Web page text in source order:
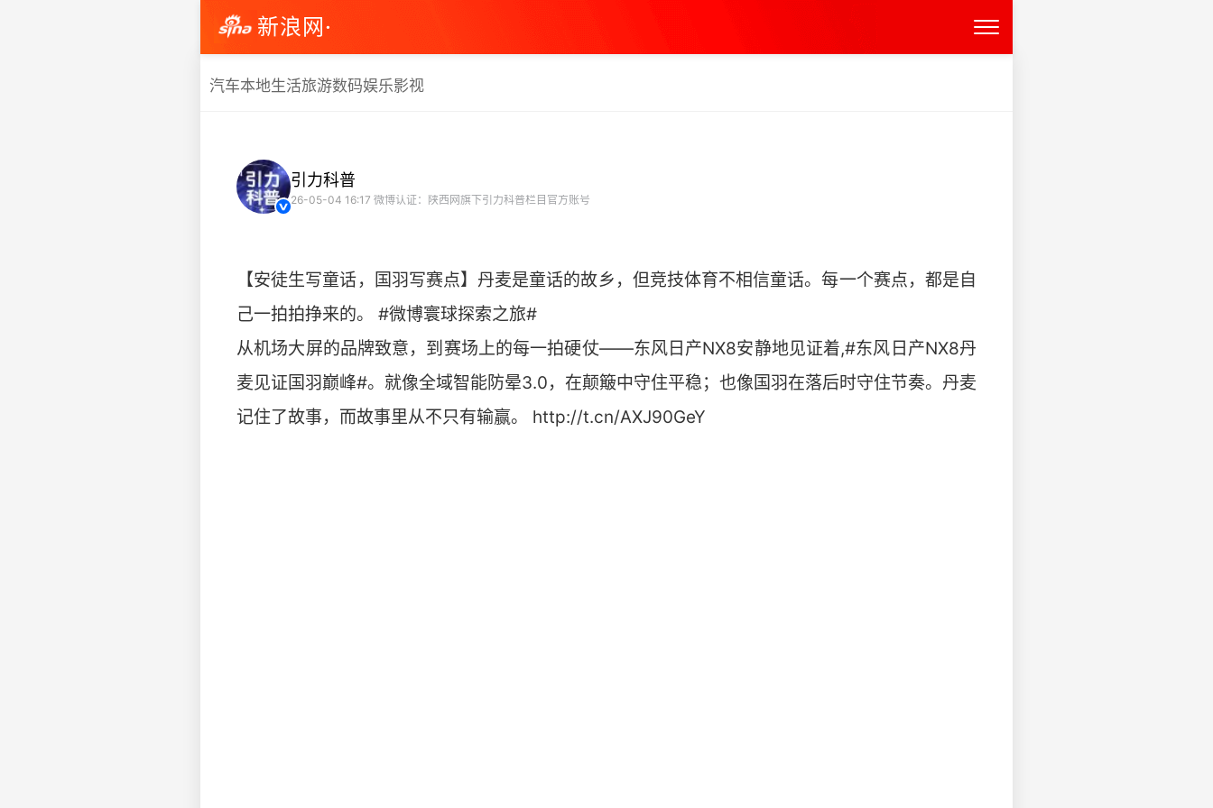
新浪网·
汽车本地生活旅游数码娱乐影视
引力科普
26-05-04 16:17 微博认证：陕西网旗下引力科普栏目官方账号
【安徒生写童话，国羽写赛点】丹麦是童话的故乡，但竞技体育不相信童话。每一个赛点，都是自
己一拍拍挣来的。 #微博寰球探索之旅#
从机场大屏的品牌致意，到赛场上的每一拍硬仗——东风日产NX8安静地见证着,#东风日产NX8丹
麦见证国羽巅峰#。就像全域智能防晕3.0，在颠簸中守住平稳；也像国羽在落后时守住节奏。丹麦
记住了故事，而故事里从不只有输赢。 http://t.cn/AXJ90GeY